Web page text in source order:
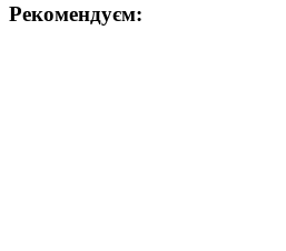
Рекомендуєм: